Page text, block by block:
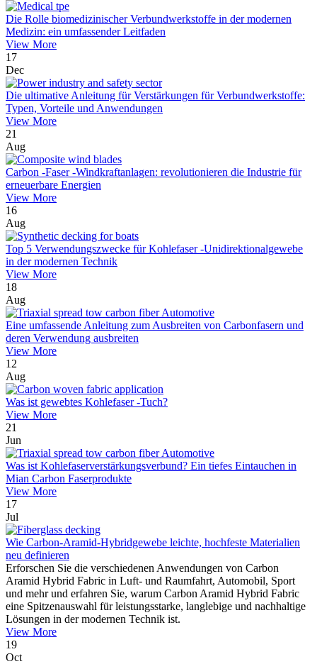
Die Rolle biomedizinischer Verbundwerkstoffe in der modernen
Medizin: ein umfassender Leitfaden
View More
17
Dec
Die ultimative Anleitung für Verstärkungen für Verbundwerkstoffe:
Typen, Vorteile und Anwendungen
View More
21
Aug
Carbon -Faser -Windkraftanlagen: revolutionieren die Industrie für
erneuerbare Energien
View More
16
Aug
Top 5 Verwendungszwecke für Kohlefaser -Unidirektionalgewebe
in der modernen Technik
View More
18
Aug
Eine umfassende Anleitung zum Ausbreiten von Carbonfasern und
deren Verwendung ausbreiten
View More
12
Aug
Was ist gewebtes Kohlefaser -Tuch?
View More
21
Jun
Was ist Kohlefaserverstärkungsverbund? Ein tiefes Eintauchen in
Mian Carbon Faserprodukte
View More
17
Jul
Wie Carbon-Aramid-Hybridgewebe leichte, hochfeste Materialien
neu definieren
Erforschen Sie die verschiedenen Anwendungen von Carbon
Aramid Hybrid Fabric in Luft- und Raumfahrt, Automobil, Sport
und mehr und erfahren Sie, warum Carbon Aramid Hybrid Fabric
eine Spitzenauswahl für leistungsstarke, langlebige und nachhaltige
Lösungen in der modernen Technik ist.
View More
19
Oct